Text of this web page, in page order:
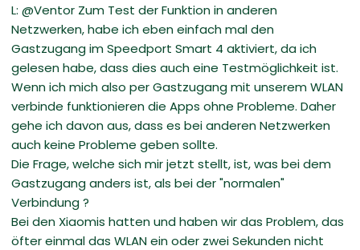
L: @Ventor Zum Test der Funktion in anderen
Netzwerken, habe ich eben einfach mal den
Gastzugang im Speedport Smart 4 aktiviert, da ich
gelesen habe, dass dies auch eine Testmöglichkeit ist.
Wenn ich mich also per Gastzugang mit unserem WLAN
verbinde funktionieren die Apps ohne Probleme. Daher
gehe ich davon aus, dass es bei anderen Netzwerken
auch keine Probleme geben sollte.
Die Frage, welche sich mir jetzt stellt, ist, was bei dem
Gastzugang anders ist, als bei der "normalen"
Verbindung ?
Bei den Xiaomis hatten und haben wir das Problem, das
öfter einmal das WLAN ein oder zwei Sekunden nicht